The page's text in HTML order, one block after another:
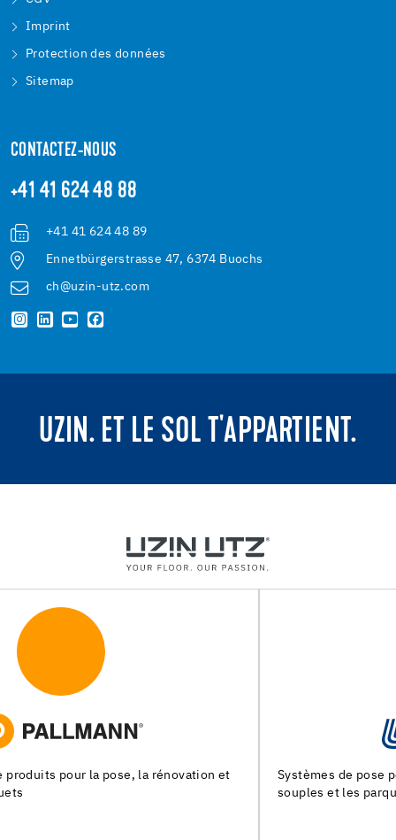
Imprint
Protection des données
Sitemap
CONTACTEZ-NOUS
+41 41 624 48 88
+41 41 624 48 89
Ennetbürgerstrasse 47, 6374 Buochs
ch@uzin-utz.com
UZIN. ET LE SOL T'APPARTIENT.
Systèmes de pose pour les chapes, les revêtements de sols
souples et les parquets